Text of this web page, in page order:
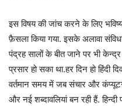
इस विषय की जांच करने के लिए
फ़ैसला किया गया. इसके अलावा
पंद्रह सालों के बीत जाने पर भी
प्रसार हो सका था.हर दिन हो हिंदी
वर्तमान समय में जब संचार और
और नई शब्दावलियां बन रही हैं.